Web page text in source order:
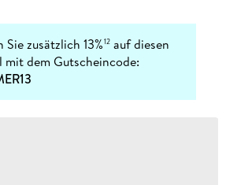
Sie zusätzlich 13%12 auf diesen
mit dem Gutscheincode: